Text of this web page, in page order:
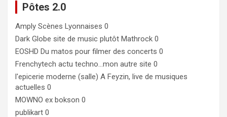
Pôtes 2.0
Amply Scènes Lyonnaises 0
Dark Globe site de music plutôt Mathrock 0
EOSHD Du matos pour filmer des concerts 0
Frenchytech actu techno…mon autre site 0
l'epicerie moderne (salle) A Feyzin, live de musiques
actuelles 0
MOWNO ex bokson 0
publikart 0